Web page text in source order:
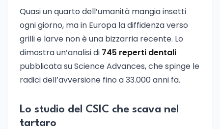
Quasi un quarto dell’umanità mangia insetti
ogni giorno, ma in Europa la diffidenza verso
grilli e larve non è una bizzarria recente. Lo
dimostra un’analisi di 745 reperti dentali
pubblicata su Science Advances, che spinge le
radici dell’avversione fino a 33.000 anni fa.
Lo studio del CSIC che scava nel
tartaro